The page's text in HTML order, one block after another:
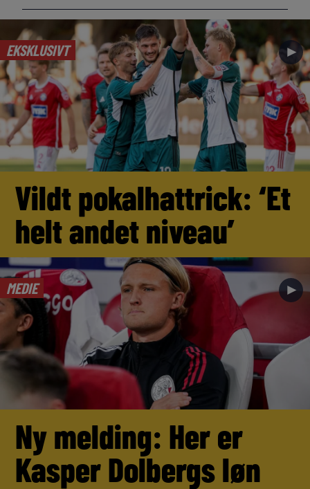
EKSKLUSIVT ►
Vildt pokalhattrick: ‘Et
helt andet niveau’
MEDIE ►
Ny melding: Her er
Kasper Dolbergs løn